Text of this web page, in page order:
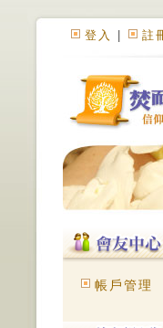
登入 註
帳戶管理